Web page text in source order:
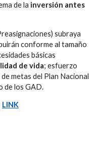
de la inversión antes
subraya
conforme al tamaño
básicas
de vida; esfuerzo
metas del Plan Nacional
de los GAD.
LINK